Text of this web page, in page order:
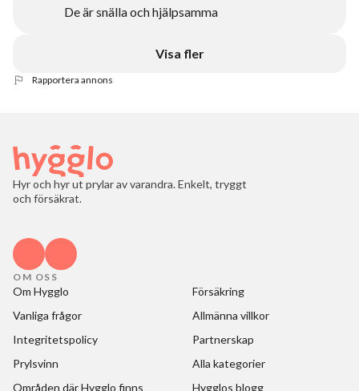
De är snälla och hjälpsamma
Visa fler
Rapportera annons
Hyr och hyr ut prylar av varandra. Enkelt, tryggt
och försäkrat.
OM OSS
Om Hygglo
Försäkring
Vanliga frågor
Allmänna villkor
Integritetspolicy
Partnerskap
Prylsvinn
Alla kategorier
Områden där Hygglo finns
Hygglos blogg